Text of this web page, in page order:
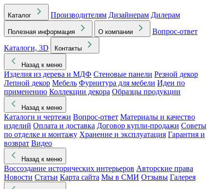
Каталог Производителям Дизайнерам Дилерам
Полезная информация О компании
Вопрос-ответ
Каталоги, 3D
Контакты
Назад к меню
Изделия из дерева и МДФ Стеновые панели Резной декор
Лепной декор Мебель Фурнитура для мебели Идеи по
применению Коллекции декора Образцы продукции
Назад к меню
Каталоги и чертежи Вопрос-ответ Материалы и качество
изделий Оплата и доставка Договор купли-продажи Советы
по отделке и монтажу Хранение и эксплуатация Гарантия и
возврат Видео
Назад к меню
Воссоздание исторических интерьеров Авторские права
Новости Статьи Карта сайта Мы в СМИ Отзывы Галерея